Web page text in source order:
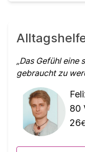
Das Gefühl eine
gebraucht zu
80
26€